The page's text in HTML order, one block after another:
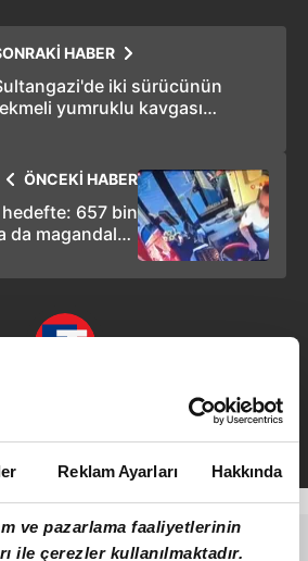
Reklam Ayarları Hakkında
ve pazarlama faaliyetlerinin
ile çerezler kullanılmaktadır.
HABER
iki sürücünün
yumruklu kavgası
ÖNCEKİ HABER
657 bin
da magandaları